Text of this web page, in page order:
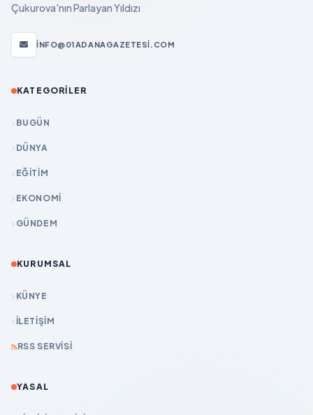
Çukurova'nın Parlayan Yıldızı
INFO@01ADANAGAZETESI.COM
KATEGORILER
BUGÜN
DÜNYA
EĞİTİM
EKONOMİ
GÜNDEM
KURUMSAL
KÜNYE
İLETIŞIM
RSS SERVISI
YASAL